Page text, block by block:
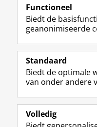
Laatst gewijzigd: 25
Volg de
Studiekiezers
Alumni
Functioneel
Biedt de
geanonimiseerde
Standaard
Biedt de optimale
van onder andere
Volledig